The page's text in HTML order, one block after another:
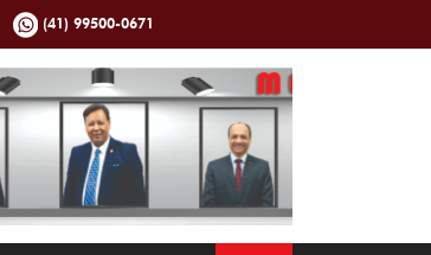
(41) 99500-0671